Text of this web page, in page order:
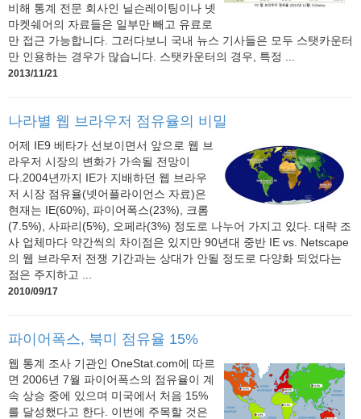
비해 통계 전문 회사인 닐슨레이팅이나 넷
마켓쉐어의 자료들은 일부만 빼고 유료로
만 접근 가능합니다. 그러다보니 국내 뉴스 기사들은 모두 스탯카운터
만 인용하는 경우가 많습니다. 스탯카운터의 경우, 특정 ...
2013/11/21
나라별 웹 브라우저 점유율의 비밀
어제 IE9 베타가 선보이면서 앞으로 웹 브
라우저 시장의 변화가 가속될 전망이
다.2004년까지 IE가 지배하던 웹 브라우
저 시장 점유율(넷어플라이언스 자료)은
현재는 IE(60%), 파이어폭스(23%), 크롬
(7.5%), 사파리(5%), 오페라(3%) 정도로 나누어 가지고 있다. 대략 조
사 업체마다 약간씩의 차이점은 있지만 90년대 중반 IE vs. Netscape
의 웹 브라우저 전쟁 기간과는 상대가 안될 정도로 다양화 되었다는
점은 주지하고 ...
2010/09/17
파이어폭스, 북미 점유율 15%
웹 통계 조사 기관인 OneStat.com에 따르
면 2006년 7월 파이어폭스의 점유율이 계
속 상승 중에 있으며 미국에서 처음 15%
를 달성했다고 한다. 이번에 주목할 것은